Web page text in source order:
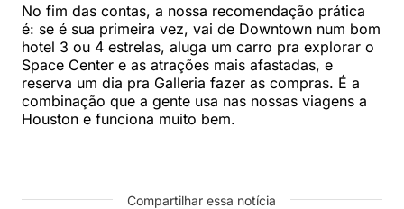
No fim das contas, a nossa recomendação prática
é: se é sua primeira vez, vai de Downtown num bom
hotel 3 ou 4 estrelas, aluga um carro pra explorar o
Space Center e as atrações mais afastadas, e
reserva um dia pra Galleria fazer as compras. É a
combinação que a gente usa nas nossas viagens a
Houston e funciona muito bem.
Compartilhar essa notícia